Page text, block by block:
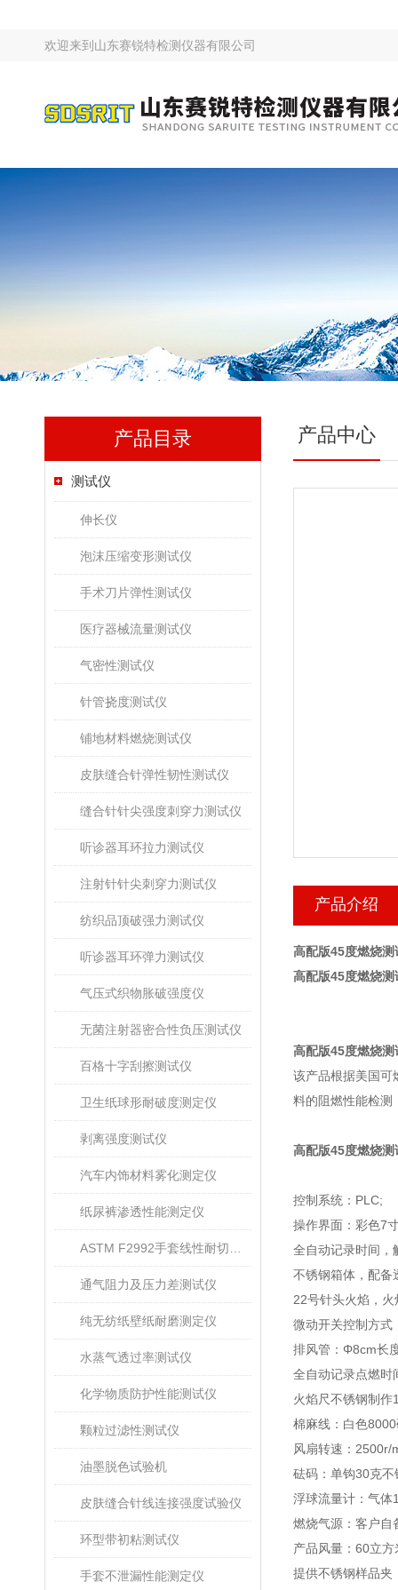
欢迎来到 山东赛锐特检测仪器有限公司
产品目录
测试仪
伸长仪
泡沫压缩变形测试仪
手术刀片弹性测试仪
医疗器械流量测试仪
气密性测试仪
针管挠度测试仪
铺地材料燃烧测试仪
皮肤缝合针弹性韧性测试仪
缝合针针尖强度刺穿力测试仪
听诊器耳环拉力测试仪
注射针针尖刺穿力测试仪
纺织品顶破强力测试仪
听诊器耳环弹力测试仪
气压式织物胀破强度仪
无菌注射器密合性负压测试仪
百格十字刮擦测试仪
卫生纸球形耐破度测定仪
剥离强度测试仪
汽车内饰材料雾化测定仪
纸尿裤渗透性能测定仪
通气阻力及压力差测试仪
纯无纺纸壁纸耐磨测定仪
水蒸气透过率测试仪
化学物质防护性能测试仪
颗粒过滤性测试仪
油墨脱色试验机
皮肤缝合针线连接强度试验仪
环型带初粘测试仪
手套不泄漏性能测定仪
产品中心
产品介绍
高配版45度燃烧
高配版45度燃烧
高配版45度燃烧测
该产品根据美国可
料的阻燃性能检测
高配版45度燃烧测
控制系统： PLC;
操作界面：彩色7
全自动记录时间，
不锈钢箱体，配备
22号针头火焰，火
微动开关控制方式
排风管： Φ8cm长
全自动记录点燃时
火焰尺不锈钢制作
棉麻线：白色8000
风扇转速 ： 2500r/
砝码：单钩30克不
浮球流量计： 气体
燃烧气源：客户自
产品风量 ： 60立方
提供不锈钢样品夹